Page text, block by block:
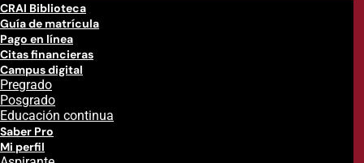
CRAI Biblioteca
Guía de matrícula
Pago en línea
Citas financieras
Campus digital
Pregrado
Posgrado
Educación continua
Saber Pro
Mi perfil